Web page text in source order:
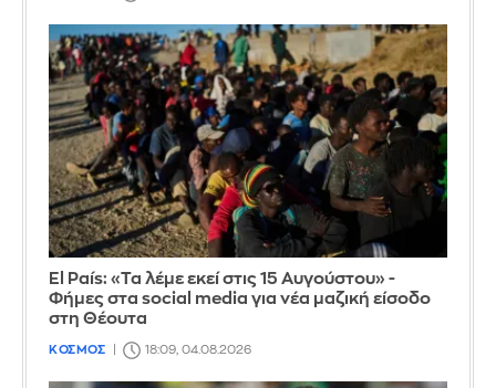
El País: «Τα λέμε εκεί στις 15 Αυγούστου» -
Φήμες στα social media για νέα μαζική είσοδο
στη Θέουτα
ΚΟΣΜΟΣ 18:09, 04.08.2026